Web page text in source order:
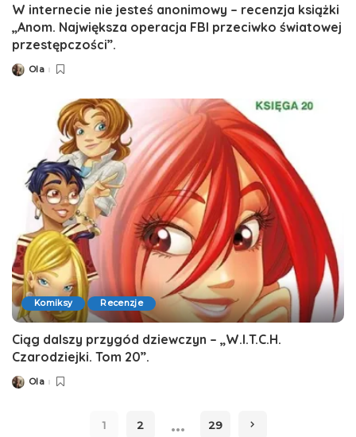
W internecie nie jesteś anonimowy – recenzja książki
„Anom. Największa operacja FBI przeciwko światowej
przestępczości”.
Posted
Ola
Komiksy Recenzje
Ciąg dalszy przygód dziewczyn – „W.I.T.C.H.
Czarodziejki. Tom 20”.
Posted
Ola
1 2 … 29